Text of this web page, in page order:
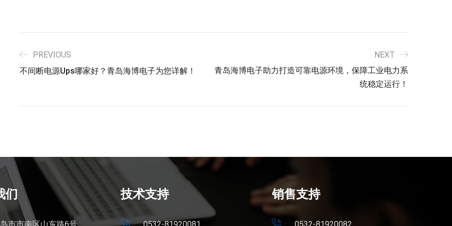
PREVIOUS
不间断电源ups哪家好？青岛海博电子为您详解！
NEXT
青岛海博电子助力打造可靠电源环境，保障工业电力系
统稳定运行！
们 技术支持 销售支持